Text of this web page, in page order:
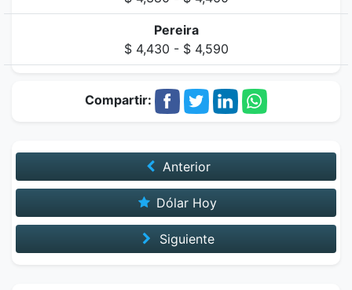
Pereira
$ 4,430 - $ 4,590
Compartir:
Anterior
Dólar Hoy
Siguiente